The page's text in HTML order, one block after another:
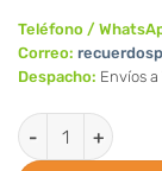
Teléfono /
Correo:
Despacho: Envíos
Youcat